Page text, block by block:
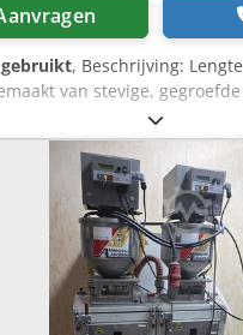
gebruikt, Beschrijving:
van stevige,
van een drievoudig
Ue Ahbock hoogte 50 mm